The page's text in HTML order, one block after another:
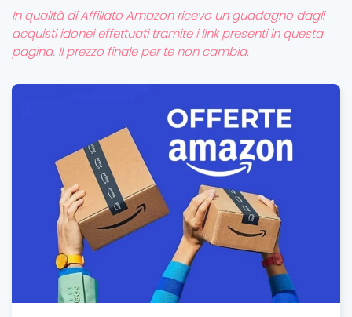
In qualità di Affiliato Amazon ricevo un guadagno dagli
acquisti idonei effettuati tramite i link presenti in questa
pagina. Il prezzo finale per te non cambia.